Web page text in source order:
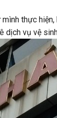
thực
dịch vụ vệ